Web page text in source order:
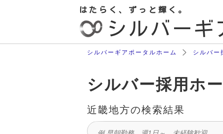
シルバーギ
はたらく、ずっと輝く。
シルバーギアポータルホーム シルバー
シルバー採用ホ
近畿地方の検索結果